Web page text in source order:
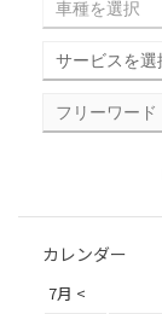
カレンダー
7月 <